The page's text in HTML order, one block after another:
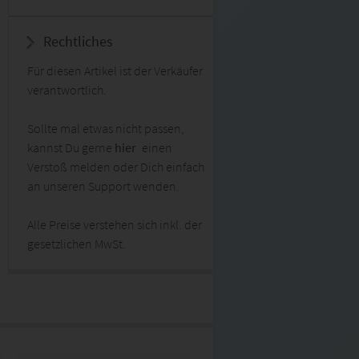
Rechtliches
Für diesen Artikel ist der Verkäufer
verantwortlich.
Sollte mal etwas nicht passen,
kannst Du gerne hier einen
Verstoß melden oder Dich einfach
an unseren Support wenden.
Alle Preise verstehen sich inkl. der
gesetzlichen MwSt.